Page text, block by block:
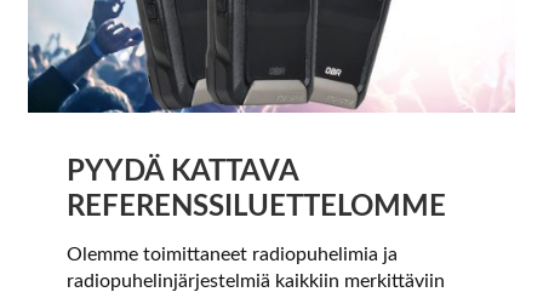
PYYDÄ KATTAVA
REFERENSSILUETTELOMME
Olemme toimittaneet radiopuhelimia ja
radiopuhelinjärjestelmiä kaikkiin merkittäviin